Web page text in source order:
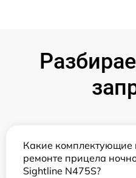
Какие комплектующие
ремонте прицела
Sightline N475S?